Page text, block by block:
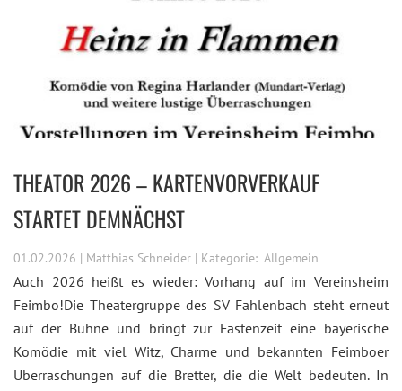
THEATOR 2026 – KARTENVORVERKAUF
STARTET DEMNÄCHST
01.02.2026 | Matthias Schneider | Kategorie: Allgemein
Auch 2026 heißt es wieder: Vorhang auf im Vereinsheim
Feimbo!Die Theatergruppe des SV Fahlenbach steht erneut
auf der Bühne und bringt zur Fastenzeit eine bayerische
Komödie mit viel Witz, Charme und bekannten Feimboer
Überraschungen auf die Bretter, die die Welt bedeuten. In